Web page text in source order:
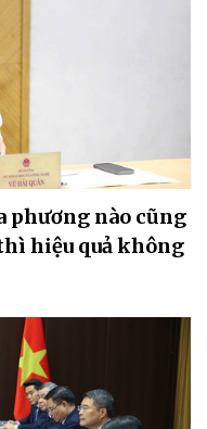
phương nào cũng
hiệu quả không